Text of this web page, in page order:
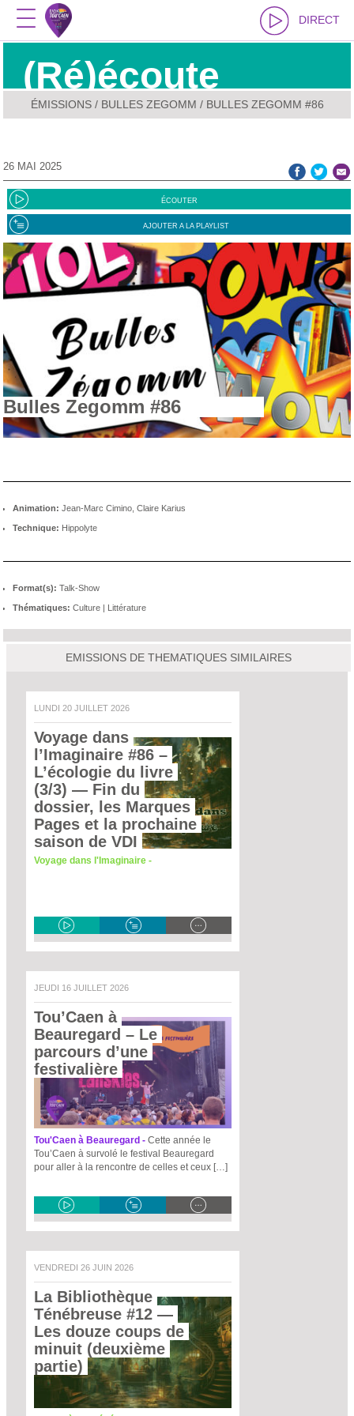
DIRECT
(Ré)écoute
ÉMISSIONS/ BULLES ZEGOMM / BULLES ZEGOMM #86
26 MAI 2025
ÉCOUTER
AJOUTER A LA PLAYLIST
Bulles Zegomm #86
Animation: Jean-Marc Cimino, Claire Karius
Technique: Hippolyte
Format(s): Talk-Show
Thématiques: Culture | Littérature
EMISSIONS DE THEMATIQUES SIMILAIRES
LUNDI 20 JUILLET 2026
Voyage dans
l’Imaginaire #86 –
L’écologie du livre
(3/3) — Fin du
dossier, les Marques
Pages et la prochaine
saison de VDI
Voyage dans l'Imaginaire -
JEUDI 16 JUILLET 2026
Tou’Caen à
Beauregard – Le
parcours d’une
festivalière
Tou'Caen à Beauregard - Cette année le
Tou’Caen à survolé le festival Beauregard
pour aller à la rencontre de celles et ceux […]
VENDREDI 26 JUIN 2026
La Bibliothèque
Ténébreuse #12 —
Les douze coups de
minuit (deuxième
partie)